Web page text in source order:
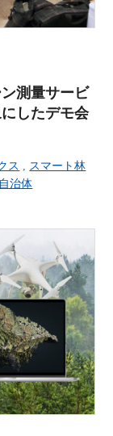
測量サービ
したデモ会
ス , スマート林
自治体